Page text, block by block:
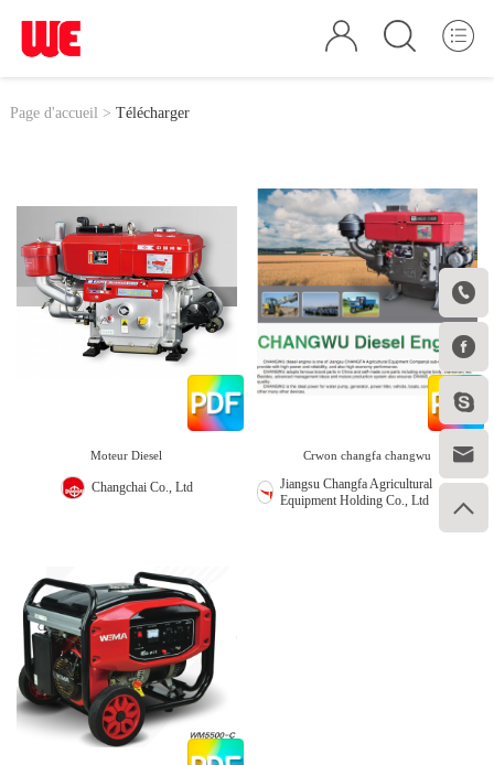





Page d'accueil > Télécharger
Moteur Diesel
Changchai Co., Ltd
Crwon changfa changwu
Jiangsu Changfa Agricultural
Equipment Holding Co., Ltd